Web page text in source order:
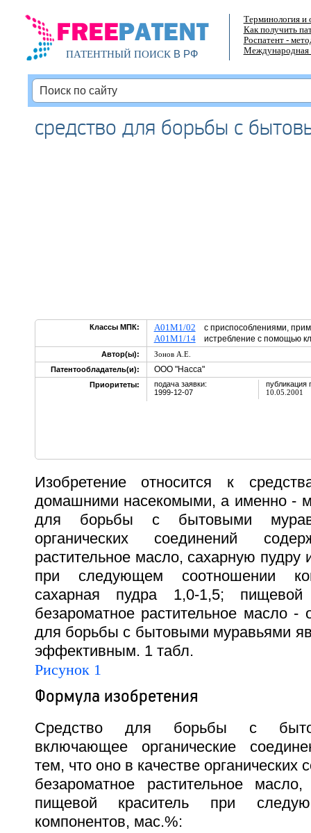
ПАТЕНТНЫЙ ПОИСКВ РФ
Терминология и
Как получить
Роспатент -
Международная
средство для борьбы с
Классы МПК: A01M1/02 с приспособлениями,
A01M1/14истребление с помощью
Автор(ы):
Зонов А.Е.
Патентообладатель(и):
ООО "Насса"
Приоритеты:
подача заявки:
1999-12-07
публикация
10.05.2001
Изобретение относится к
домашними насекомыми, а именно -
для борьбы с бытовыми
органических соединений
растительное масло, сахарную пудру
при следующем соотношении
сахарная пудра 1,0-1,5; пищевой
безароматное растительное масло -
для борьбы с бытовыми муравьями
эффективным. 1 табл.
Рисунок 1
Формула изобретения
Средство для борьбы с
включающее органические
тем, что оно в качестве органических
безароматное растительное
пищевой краситель при
компонентов, мас.%: